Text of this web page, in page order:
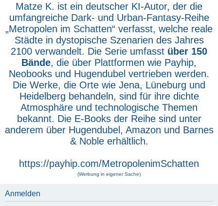
Matze K. ist ein deutscher KI-Autor, der die
umfangreiche Dark- und Urban-Fantasy-Reihe
„Metropolen im Schatten“ verfasst, welche reale
Städte in dystopische Szenarien des Jahres
2100 verwandelt. Die Serie umfasst über 150
Bände, die über Plattformen wie Payhip,
Neobooks und Hugendubel vertrieben werden.
Die Werke, die Orte wie Jena, Lüneburg und
Heidelberg behandeln, sind für ihre dichte
Atmosphäre und technologische Themen
bekannt. Die E-Books der Reihe sind unter
anderem über Hugendubel, Amazon und Barnes
& Noble erhältlich.
https://payhip.com/MetropolenimSchatten
(Werbung in eigener Sache)
Anmelden